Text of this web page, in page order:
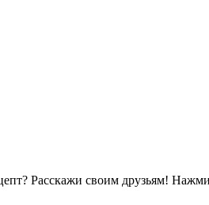
Расскажи своим друзьям!